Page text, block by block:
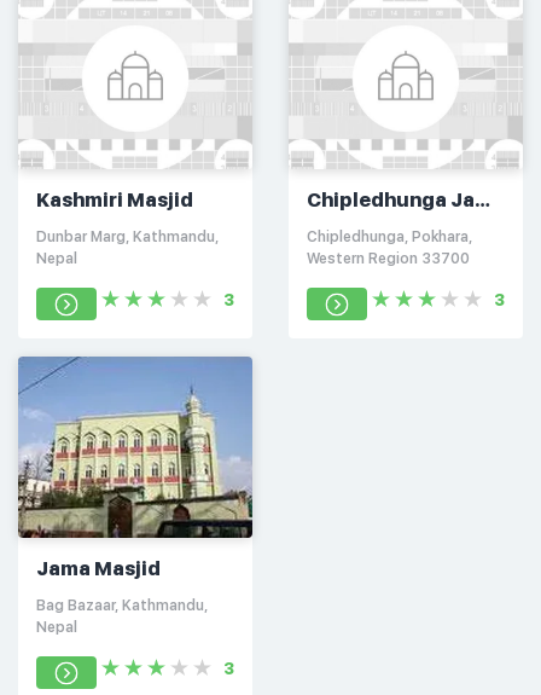
Kashmiri Masjid
Dunbar Marg, Kathmandu,
Nepal
3
Chipledhunga Jame
Masjid
Chipledhunga, Pokhara,
Western Region 33700
3
Jama Masjid
Bag Bazaar, Kathmandu,
Nepal
3